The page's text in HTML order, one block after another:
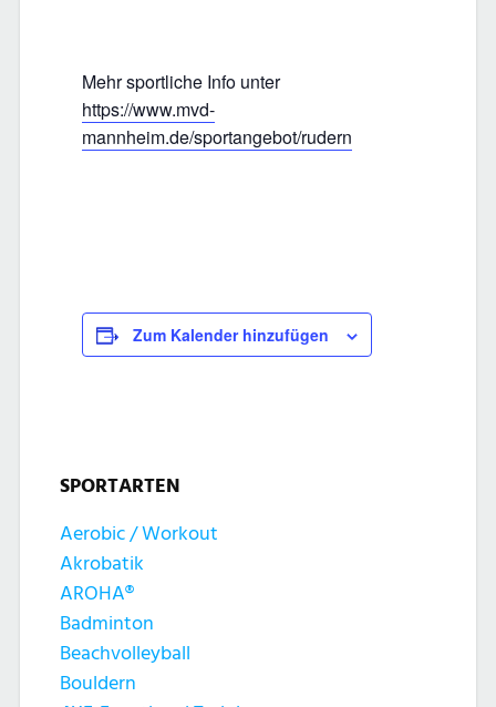
Mehr sportliche Info unter
https://www.mvd-
mannheim.de/sportangebot/rudern
Zum Kalender hinzufügen
SPORTARTEN
Aerobic / Workout
Akrobatik
AROHA®
Badminton
Beachvolleyball
Bouldern